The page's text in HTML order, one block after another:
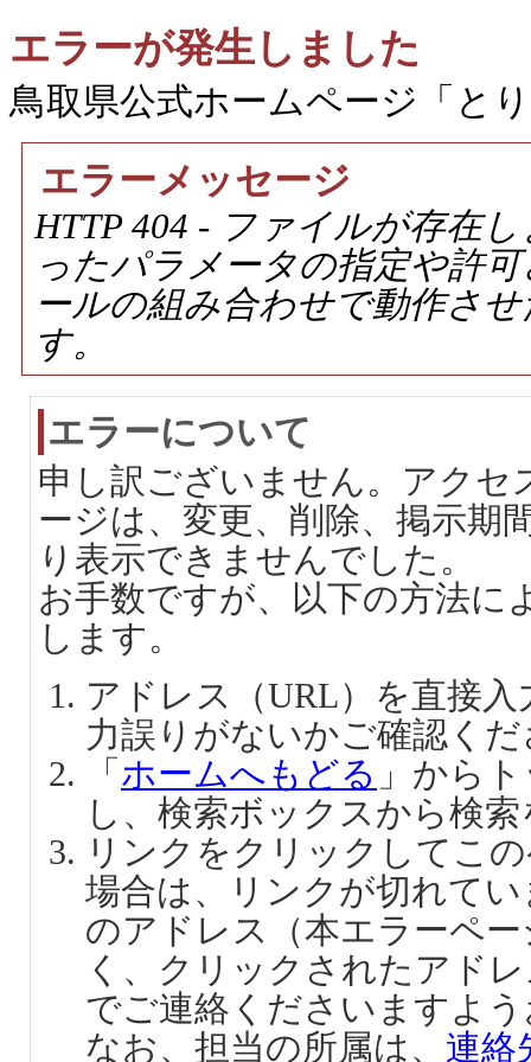
エラーが発生しました
鳥取県公式ホームページ「と
エラーメッセージ
HTTP 404 - ファイルが存在
ったパラメータの指定や許
ールの組み合わせで動作さ
す。
エラーについて
申し訳ございません。アクセ
ージは、変更、削除、掲示期
り表示できませんでした。
お手数ですが、以下の方法に
します。
アドレス（URL）を直接
力誤りがないかご確認く
「 ホームへもどる 」から
し、検索ボックスから検
リンクをクリックしてこ
場合は、リンクが切れて
のアドレス（本エラーペ
く、クリックされたアド
でご連絡くださいますよ
なお、担当の所属は、 連絡